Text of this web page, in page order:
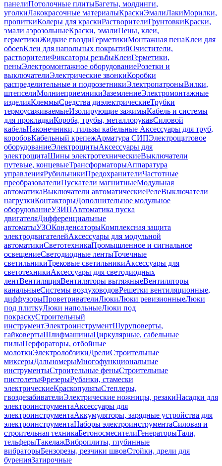
панелиПотолочные плитыБагеты, молдинги,
уголкиЛакокрасочные материалыКраскиЭмалиЛакиМорилки,
пропиткиКолеры для краскиРастворителиГрунтовкиКраски,
эмали аэрозольныеКраски, эмалиПены, клеи,
герметикиЖидкие гвоздиГерметикиМонтажная пенаКлеи для
обоевКлеи для напольных покрытийОчистители,
растворителиФиксаторы резьбыКлеиГерметики,
пеныЭлектромонтажное оборудованиеРозетки и
выключателиЭлектрические звонкиКоробки
распределительные и подрозетникиЭлектропатроныВилки,
штепселиМолниеприемникиЗаземлениеЭлектромонтажные
изделияКлеммыСредства диэлектрическиеТрубки
термоусаживаемыеИзолирующие зажимыКабель и системы
для прокладкиКороба, трубы, металлорукавСиловой
кабельНаконечники, гильзы кабельные Аксессуары для труб,
коробовКабельный крепежАрматура СИПЭлектрощитовое
оборудованиеЭлектрощитыАксессуары для
электрощитаШины электротехническиеВыключатели
путевые, концевыеТрансформаторыАппаратура
управленияРубильникиПредохранителиЧастотные
преобразователиПускатели магнитныеМодульная
автоматикаВыключатели автоматическиеРелеВыключатели
нагрузкиКонтакторыДополнительное модульное
оборудованиеУЗИПАвтоматика пуска
двигателяДифференциальные
автоматыУЗОКонденсаторыКомплексная защита
электродвигателейАксессуары для модульной
автоматикиСветотехникаПромышленное и сигнальное
освещениеСветодиодные лентыТочечные
светильникиТрековые светильникиАксессуары для
светотехникиАксессуары для светодиодных
лентВентиляцияВентиляторы вытяжныеВентиляторы
канальныеСистемы воздуховодовРешетки вентиляционные,
диффузорыПроветривателиЛюкиЛюки ревизионныеЛюки
под плиткуЛюки напольныеЛюки под
покраскуСтроительный
инструментЭлектроинструментШуруповерты,
гайковертыШлифмашиныЦиркулярные, сабельные
пилыПерфораторы, отбойные
молоткиЭлектролобзикиДрелиСтроительные
миксерыДальномерыМногофункциональные
инструментыСтроительные феныСтроительные
пистолетыФрезерыРубанки, стамески
электрическиеКраскопультыСтеплеры,
гвоздезабивателиЭлектрические ножницы, резакиНасадки для
электроинструментаАксессуары для
электроинструментаАккумуляторы, зарядные устройства для
электроинструментаНаборы электроинструментаСиловая и
строительная техникаБетоносмесителиГенераторыТали,
тельферыТакелажВиброплиты, глубинные
вибраторыБензорезы, резчики швовСтойки, дрели для
буренияЗатирочные